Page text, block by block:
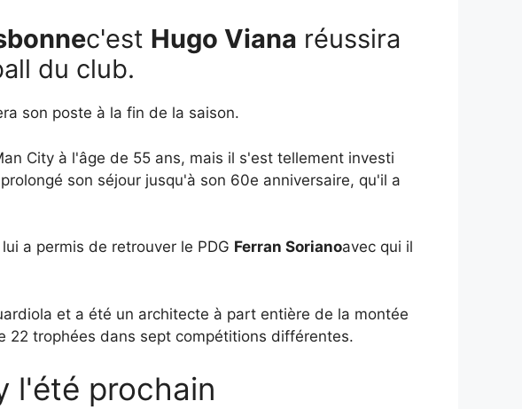
c'est Hugo Viana réussira
du club.
son poste à la fin de la saison.
City à l'âge de 55 ans, mais il s'est tellement investi
son séjour jusqu'à son 60e anniversaire, qu'il a
a permis de retrouver le PDG Ferran Sorianoavec qui il
et a été un architecte à part entière de la montée
22 trophées dans sept compétitions différentes.
l'été prochain